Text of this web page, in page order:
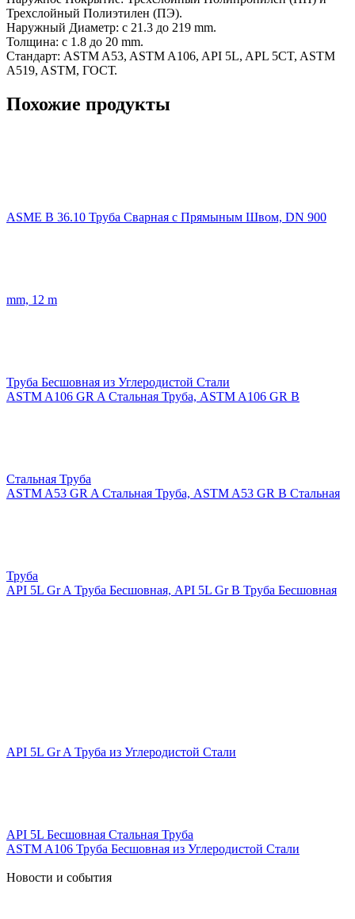
Трехслойный Полиэтилен (ПЭ).
Наружный Диаметр: с 21.3 до 219 mm.
Толщина: с 1.8 дo 20 mm.
Стандарт: ASTM A53, ASTM A106, API 5L, APL 5CT, ASTM
A519, ASTM, ГОСТ.
Похожие продукты
ASME B 36.10 Труба Сварная с Прямыным Швом, DN 900
mm, 12 m
Труба Бесшовная из Углеродистой Стали
ASTM A106 GR A Стальная Труба, ASTM A106 GR B
Стальная Труба
ASTM A53 GR A Стальная Труба, ASTM A53 GR B Стальная
Труба
API 5L Gr A Труба Бесшовная, API 5L Gr B Труба Бесшовная
API 5L Gr A Труба из Углеродистой Стали
API 5L Бесшовная Стальная Труба
ASTM A106 Труба Бесшовная из Углеродистой Стали
Новости и события